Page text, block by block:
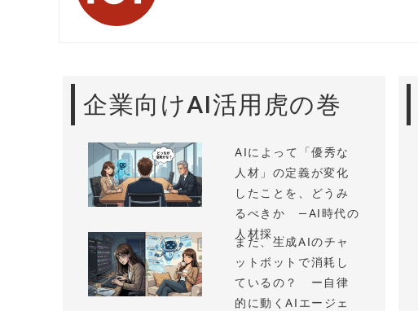
企業向けAI活用虎の巻
AIによって「優秀な
人材」の定義が変化
したことを、どうみ
るべきか —AI時代の
人材採...
まだ、生成AIのチャ
ットボットで消耗し
ているの？ ー自律
的に動くAIエージェ